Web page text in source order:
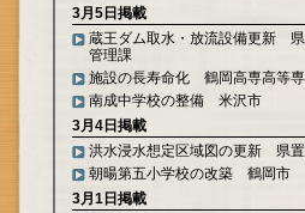
3月5日掲載
蔵王ダム取水・放流設備更新
管理課
施設の長寿命化 鶴岡高専高等
南成中学校の整備 米沢市
3月4日掲載
洪水浸水想定区域図の更新 県
朝暘第五小学校の改築 鶴岡市
3月1日掲載